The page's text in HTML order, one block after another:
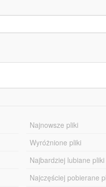
Najnowsze pliki
Wyróżnione pliki
Najbardziej lubiane pliki
Najczęściej pobierane